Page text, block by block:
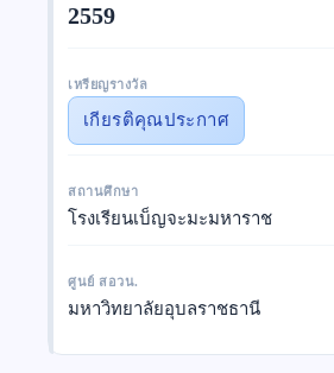
2559
เหรียญรางวัล
เกียรติคุณประกาศ
สถานศึกษา
โรงเรียนเบ็ญจะมะมหาราช
ศูนย์ สอวน.
มหาวิทยาลัยอุบลราชธานี